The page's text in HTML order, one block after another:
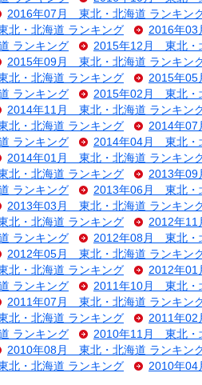
2016年07月 東北・北海道 ランキン
・北海道 ランキング
2016年
ランキング
2015年12月 東北・
2015年09月 東北・北海道 ランキン
・北海道 ランキング
2015年
ランキング
2015年02月 東北・
2014年11月 東北・北海道 ランキン
・北海道 ランキング
2014年
ランキング
2014年04月 東北・
2014年01月 東北・北海道 ランキン
・北海道 ランキング
2013年
ランキング
2013年06月 東北・
2013年03月 東北・北海道 ランキン
・北海道 ランキング
2012年
ランキング
2012年08月 東北・
2012年05月 東北・北海道 ランキン
・北海道 ランキング
2012年
ランキング
2011年10月 東北・
2011年07月 東北・北海道 ランキン
・北海道 ランキング
2011年
ランキング
2010年11月 東北・
2010年08月 東北・北海道 ランキン
・北海道 ランキング 2010年